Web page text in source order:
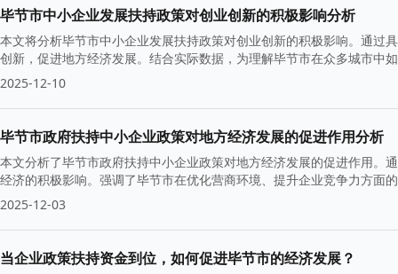
毕节市中小企业发展扶持政策对创业创新的积极影响分析
本文将分析毕节市中小企业发展扶持政策对创业创新的积极影响。通过
创新，促进地方经济发展。结合实际数据，为理解毕节市在众多城市中
2025-12-10
毕节市政府扶持中小企业政策对地方经济发展的促进作用分析
本文分析了毕节市政府扶持中小企业政策对地方经济发展的促进作用。
经济的积极影响。强调了毕节市在优化营商环境、提升企业竞争力方面
2025-12-03
当企业政策扶持资金到位，如何促进毕节市的经济发展？